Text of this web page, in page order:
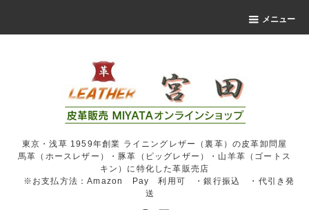
メニュー
東京・浅草 1959年創業 ライニングレザー（裏革）の皮革卸問屋
馬革（ホースレザー）・豚革（ピッグレザー）・山羊革（ゴートス
キン）に特化した革販売店
※お支払方法：Amazon Pay 利用可 ・銀行振込 ・代引き発
送